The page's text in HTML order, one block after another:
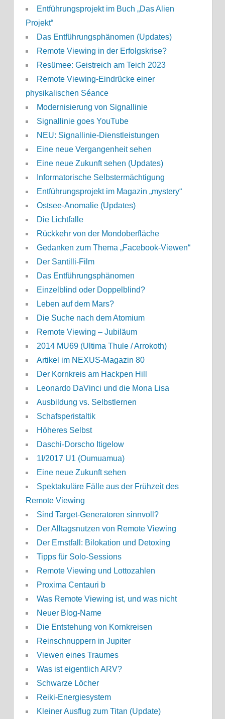
Entführungsprojekt im Buch „Das Alien
Projekt“
Das Entführungsphänomen (Updates)
Remote Viewing in der Erfolgskrise?
Resümee: Geistreich am Teich 2023
Remote Viewing-Eindrücke einer
physikalischen Séance
Modernisierung von Signallinie
Signallinie goes YouTube
NEU: Signallinie-Dienstleistungen
Eine neue Vergangenheit sehen
Eine neue Zukunft sehen (Updates)
Informatorische Selbstermächtigung
Entführungsprojekt im Magazin „mystery“
Ostsee-Anomalie (Updates)
Die Lichtfalle
Rückkehr von der Mondoberfläche
Gedanken zum Thema „Facebook-Viewen“
Der Santilli-Film
Das Entführungsphänomen
Einzelblind oder Doppelblind?
Leben auf dem Mars?
Die Suche nach dem Atomium
Remote Viewing – Jubiläum
2014 MU69 (Ultima Thule / Arrokoth)
Artikel im NEXUS-Magazin 80
Der Kornkreis am Hackpen Hill
Leonardo DaVinci und die Mona Lisa
Ausbildung vs. Selbstlernen
Schafsperistaltik
Höheres Selbst
Daschi-Dorscho Itigelow
1I/2017 U1 (Oumuamua)
Eine neue Zukunft sehen
Spektakuläre Fälle aus der Frühzeit des
Remote Viewing
Sind Target-Generatoren sinnvoll?
Der Alltagsnutzen von Remote Viewing
Der Ernstfall: Bilokation und Detoxing
Tipps für Solo-Sessions
Remote Viewing und Lottozahlen
Proxima Centauri b
Was Remote Viewing ist, und was nicht
Neuer Blog-Name
Die Entstehung von Kornkreisen
Reinschnuppern in Jupiter
Viewen eines Traumes
Was ist eigentlich ARV?
Schwarze Löcher
Reiki-Energiesystem
Kleiner Ausflug zum Titan (Update)